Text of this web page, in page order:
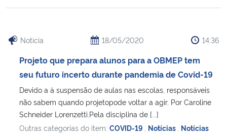
Notícia 18/05/2020 14:36
Projeto que prepara alunos para a OBMEP tem
seu futuro incerto durante pandemia de Covid-19
Devido a à suspensão de aulas nas escolas, responsáveis
não sabem quando projetopode voltar a agir. Por Caroline
Schneider Lorenzetti.Pela disciplina de [...]
Outras categorias do item: COVID-19 Notícias Notícias